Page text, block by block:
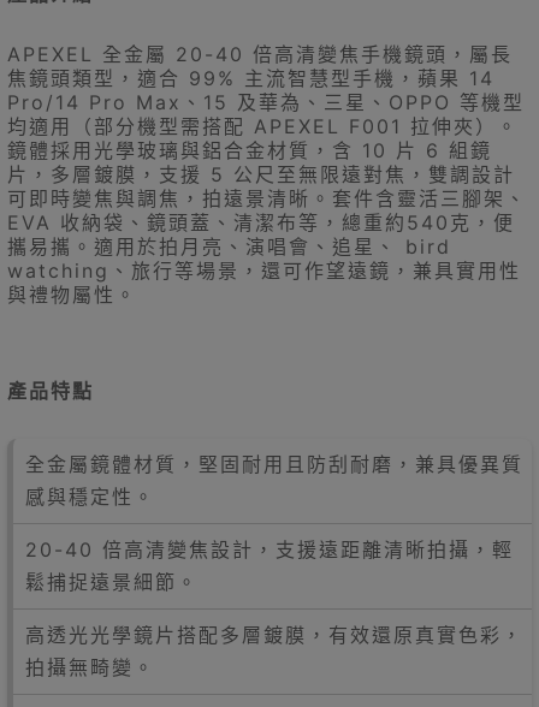
APEXEL 全金屬 20-40 倍高清變焦手機鏡頭，屬長
焦鏡頭類型，適合 99% 主流智慧型手機，蘋果 14
Pro/14 Pro Max、15 及華為、三星、OPPO 等機型
均適用（部分機型需搭配 APEXEL F001 拉伸夾）。
鏡體採用光學玻璃與鋁合金材質，含 10 片 6 組鏡
片，多層鍍膜，支援 5 公尺至無限遠對焦，雙調設計
可即時變焦與調焦，拍遠景清晰。套件含靈活三腳架、
EVA 收納袋、鏡頭蓋、清潔布等，總重約540克，便
攜易攜。適用於拍月亮、演唱會、追星、 bird
watching、旅行等場景，還可作望遠鏡，兼具實用性
與禮物屬性。
產品特點
全金屬鏡體材質，堅固耐用且防刮耐磨，兼具優異質
感與穩定性。
20-40 倍高清變焦設計，支援遠距離清晰拍攝，輕
鬆捕捉遠景細節。
高透光光學鏡片搭配多層鍍膜，有效還原真實色彩，
拍攝無畸變。